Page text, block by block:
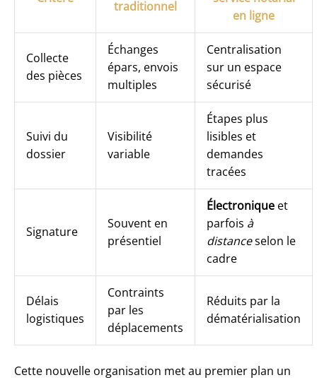
traditionnel
en ligne
Collecte
des pièces
Échanges
épars, envois
multiples
Centralisation
sur un espace
sécurisé
Suivi du
dossier
Visibilité
variable
Étapes plus
lisibles et
demandes
tracées
Signature
Souvent en
présentiel
Électronique et
parfois à
distanceselon le
cadre
Délais
logistiques
Contraints
par les
déplacements
Réduits par la
dématérialisation
Cette nouvelle organisation met au premier plan un